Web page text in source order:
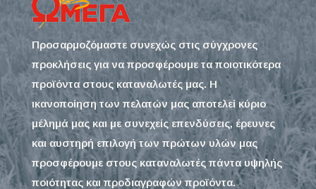
Προσαρμοζόμαστε συνεχώς στις σύγχρονες
προκλήσεις για να προσφέρουμε τα ποιοτικότερα
προϊόντα στους καταναλωτές μας. Η
ικανοποίηση των πελατών μας αποτελεί κύριο
μέλημά μας και με συνεχείς επενδύσεις, έρευνες
και αυστηρή επιλογή των πρώτων υλών μας
προσφέρουμε στους καταναλωτές πάντα υψηλής
ποιότητας και προδιαγραφών προϊόντα.